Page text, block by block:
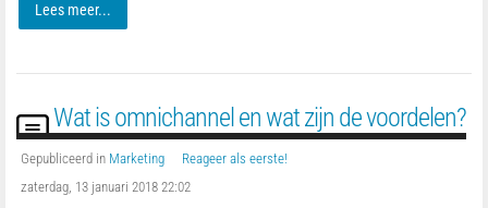
Lees meer...
Wat is omnichannel en wat zijn de voordelen?
Gepubliceerd in Marketing
Reageer als eerste!
zaterdag, 13 januari 2018 22:02